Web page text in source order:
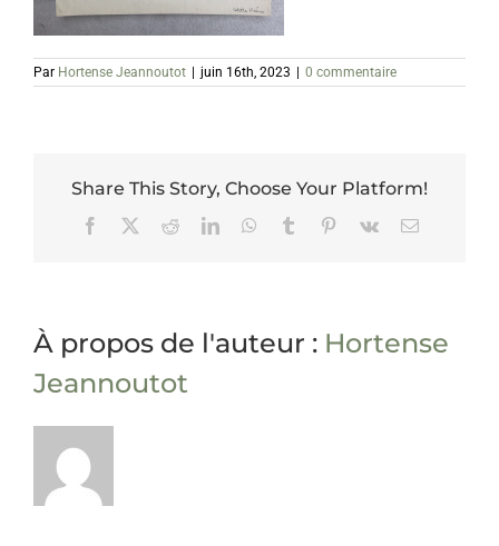
Par Hortense Jeannoutot juin 16th, 2023 0 commentaire
Share This Story, Choose Your Platform!
Facebook RedditLinkedInWhatsApp
Tumblr Pinterest
Vk Email
À propos de l'auteur : Hortense
Jeannoutot